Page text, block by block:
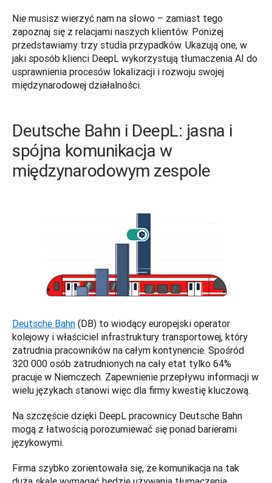
Nie musisz wierzyć nam na słowo – zamiast tego
zapoznaj się z relacjami naszych klientów. Poniżej
przedstawiamy trzy studia przypadków. Ukazują one, w
jaki sposób klienci DeepL wykorzystują tłumaczenia AI do
usprawnienia procesów lokalizacji i rozwoju swojej
międzynarodowej działalności.
Deutsche Bahn i DeepL: jasna i
spójna komunikacja w
międzynarodowym zespole
Deutsche Bahn (DB) to wiodący europejski operator
kolejowy i właściciel infrastruktury transportowej, który
zatrudnia pracowników na całym kontynencie. Spośród
320 000 osób zatrudnionych na cały etat tylko 64%
pracuje w Niemczech. Zapewnienie przepływu informacji w
wielu językach stanowi więc dla firmy kwestię kluczową.
Na szczęście dzięki DeepL pracownicy Deutsche Bahn
mogą z łatwością porozumiewać się ponad barierami
językowymi.
Firma szybko zorientowała się, że komunikacja na tak